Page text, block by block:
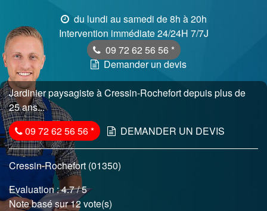
du lundi au samedi de 8h à 20h
Intervention immédiate 24/24H 7/7J
09 72 62 56 56 *
Demander un devis
Jardinier paysagiste à Cressin-Rochefort depuis plus de
25 ans...
09 72 62 56 56* DEMANDER UN DEVIS
Cressin-Rochefort (01350)
Evaluation :4.7/ 5
Note basé sur 12 vote(s)